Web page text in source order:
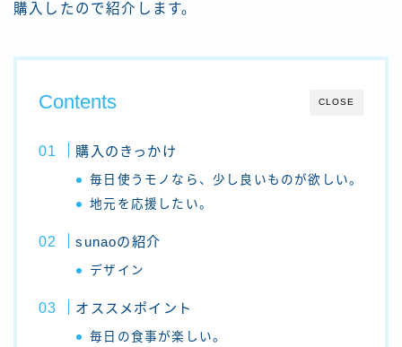
購入したので紹介します。
CLOSE
Contents
購入のきっかけ
毎日使うモノなら、少し良いものが欲しい。
地元を応援したい。
sunaoの紹介
デザイン
オススメポイント
毎日の食事が楽しい。